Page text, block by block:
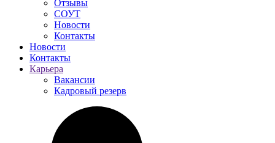
Отзывы
СОУТ
Новости
Контакты
Новости
Контакты
Карьера
Вакансии
Кадровый резерв